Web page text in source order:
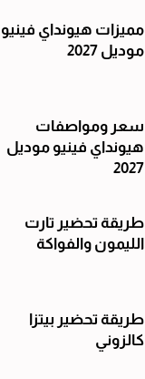
مميزات هيونداي فينيو
موديل 2027
سعر ومواصفات
هيونداي فينيو موديل
2027
طريقة تحضير تارت
الليمون والفواكة
طريقة تحضير بيتزا
كالزوني